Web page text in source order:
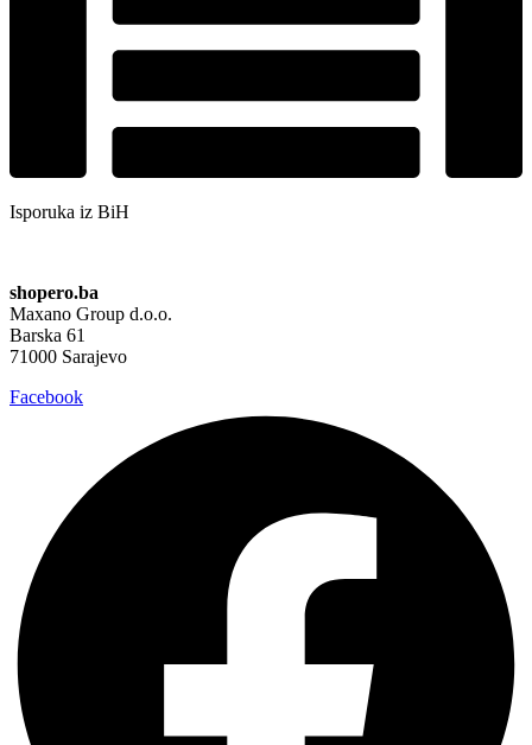
Isporuka iz BiH
shopero.ba
Maxano Group d.o.o.
Barska 61
71000 Sarajevo
Facebook